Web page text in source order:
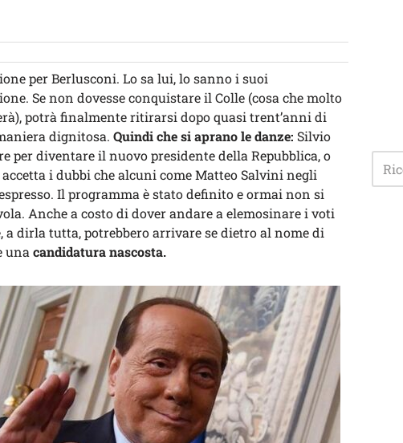
per Berlusconi. Lo sa lui, lo sanno i suoi
Se non dovesse conquistare il Colle (cosa che molto
potrà finalmente ritirarsi dopo quasi trent’anni di
dignitosa. Quindi che si aprano le danze: Silvio
per diventare il nuovo presidente della Repubblica, o
i dubbi che alcuni come Matteo Salvini negli
Il programma è stato definito e ormai non si
Anche a costo di dover andare a elemosinare i voti
a dirla tutta, potrebbero arrivare se dietro al nome di
una candidatura nascosta.